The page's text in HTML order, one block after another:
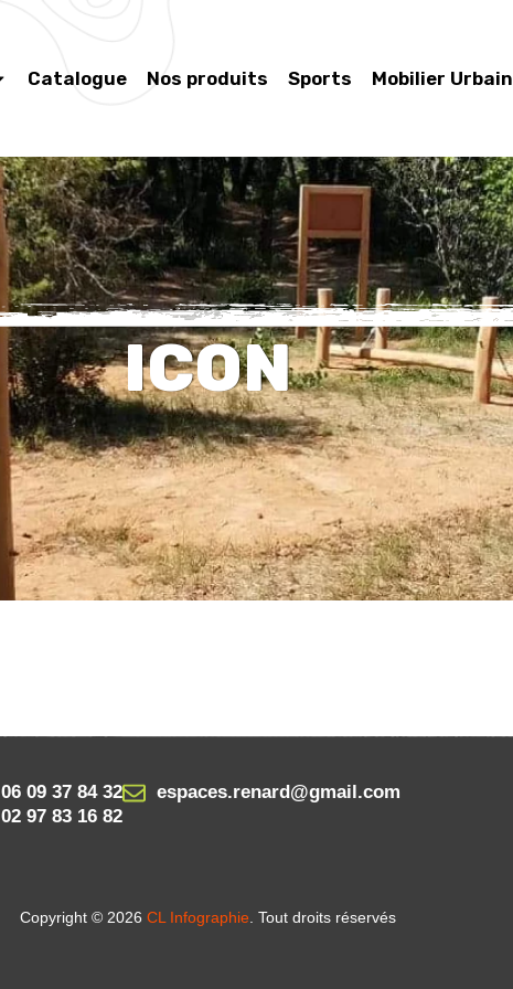
Catalogue Nos produits Sports Mobilier Urbain
ICON
06 09 37 84 32
espaces.renard@gmail.com
02 97 83 16 82
Copyright © 2026 CL Infographie . Tout droits réservés